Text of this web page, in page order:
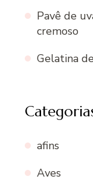
Pavê de
cremoso
Gelatina
afins
Aves